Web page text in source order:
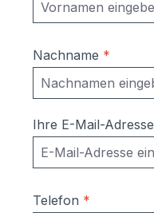
Nachname *
Ihre E-Mail-Adresse
Telefon *